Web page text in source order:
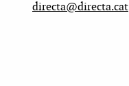
directa@directa.cat